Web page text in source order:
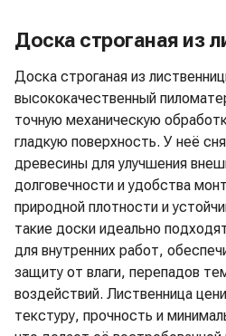
Доска строганая из
Доска строганая из
высококачественный
точную механическую
гладкую поверхность. У неё
древесины для улучшения
долговечности и удобства
природной плотности и
такие доски идеально
для внутренних работ,
защиту от влаги, перепадов
воздействий. Лиственница
текстуру, прочность и